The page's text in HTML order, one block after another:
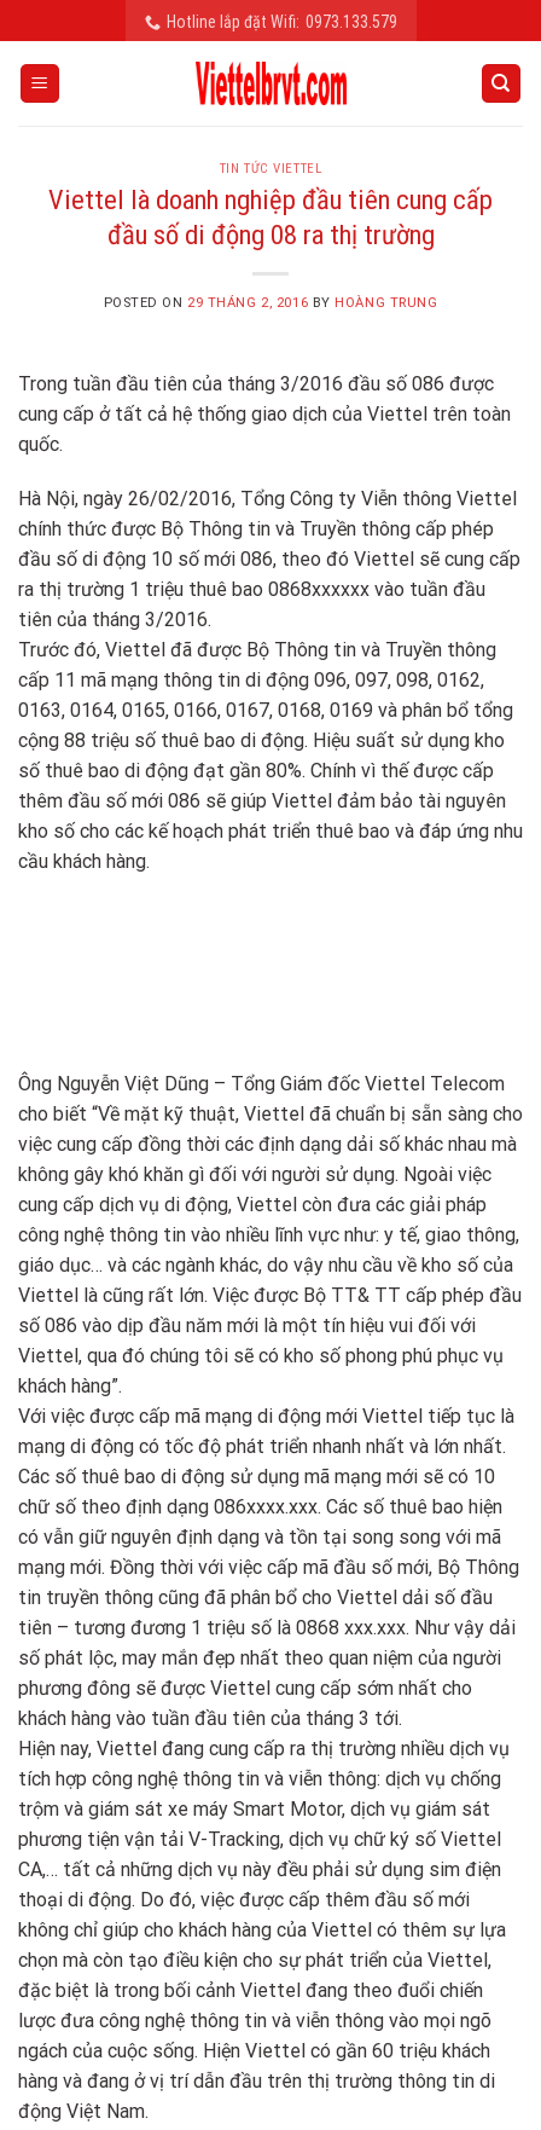
to
content
Hotline lắp đặt Wifi: 0973.133.579
TIN TỨC VIETTEL
Viettel là doanh nghiệp đầu tiên cung cấp
đầu số di động 08 ra thị trường
POSTED ON 29 THÁNG 2, 2016 BY HOÀNG TRUNG
Trong tuần đầu tiên của tháng 3/2016 đầu số 086 được
cung cấp ở tất cả hệ thống giao dịch của Viettel trên toàn
quốc.
Hà Nội, ngày 26/02/2016, Tổng Công ty Viễn thông Viettel
chính thức được Bộ Thông tin và Truyền thông cấp phép
đầu số di động 10 số mới 086, theo đó Viettel sẽ cung cấp
ra thị trường 1 triệu thuê bao 0868xxxxxx vào tuần đầu
tiên của tháng 3/2016.
Trước đó, Viettel đã được Bộ Thông tin và Truyền thông
cấp 11 mã mạng thông tin di động 096, 097, 098, 0162,
0163, 0164, 0165, 0166, 0167, 0168, 0169 và phân bổ tổng
cộng 88 triệu số thuê bao di động. Hiệu suất sử dụng kho
số thuê bao di động đạt gần 80%. Chính vì thế được cấp
thêm đầu số mới 086 sẽ giúp Viettel đảm bảo tài nguyên
kho số cho các kế hoạch phát triển thuê bao và đáp ứng nhu
cầu khách hàng.
Ông Nguyễn Việt Dũng – Tổng Giám đốc Viettel Telecom
cho biết “Về mặt kỹ thuật, Viettel đã chuẩn bị sẵn sàng cho
việc cung cấp đồng thời các định dạng dải số khác nhau mà
không gây khó khăn gì đối với người sử dụng. Ngoài việc
cung cấp dịch vụ di động, Viettel còn đưa các giải pháp
công nghệ thông tin vào nhiều lĩnh vực như: y tế, giao thông,
giáo dục… và các ngành khác, do vậy nhu cầu về kho số của
Viettel là cũng rất lớn. Việc được Bộ TT& TT cấp phép đầu
số 086 vào dịp đầu năm mới là một tín hiệu vui đối với
Viettel, qua đó chúng tôi sẽ có kho số phong phú phục vụ
khách hàng”.
Với việc được cấp mã mạng di động mới Viettel tiếp tục là
mạng di động có tốc độ phát triển nhanh nhất và lớn nhất.
Các số thuê bao di động sử dụng mã mạng mới sẽ có 10
chữ số theo định dạng 086xxxx.xxx. Các số thuê bao hiện
có vẫn giữ nguyên định dạng và tồn tại song song với mã
mạng mới. Đồng thời với việc cấp mã đầu số mới, Bộ Thông
tin truyền thông cũng đã phân bổ cho Viettel dải số đầu
tiên – tương đương 1 triệu số là 0868 xxx.xxx. Như vậy dải
số phát lộc, may mắn đẹp nhất theo quan niệm của người
phương đông sẽ được Viettel cung cấp sớm nhất cho
khách hàng vào tuần đầu tiên của tháng 3 tới.
Hiện nay, Viettel đang cung cấp ra thị trường nhiều dịch vụ
tích hợp công nghệ thông tin và viễn thông: dịch vụ chống
trộm và giám sát xe máy Smart Motor, dịch vụ giám sát
phương tiện vận tải V-Tracking, dịch vụ chữ ký số Viettel
CA,… tất cả những dịch vụ này đều phải sử dụng sim điện
thoại di động. Do đó, việc được cấp thêm đầu số mới
không chỉ giúp cho khách hàng của Viettel có thêm sự lựa
chọn mà còn tạo điều kiện cho sự phát triển của Viettel,
đặc biệt là trong bối cảnh Viettel đang theo đuổi chiến
lược đưa công nghệ thông tin và viễn thông vào mọi ngõ
ngách của cuộc sống. Hiện Viettel có gần 60 triệu khách
hàng và đang ở vị trí dẫn đầu trên thị trường thông tin di
động Việt Nam.